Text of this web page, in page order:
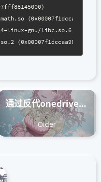
(0x00007f1dcca9d000)
gnu/libc.so.6
(0x00007f1dccaa9000)
通过反代onedrive实现下载加速
Older